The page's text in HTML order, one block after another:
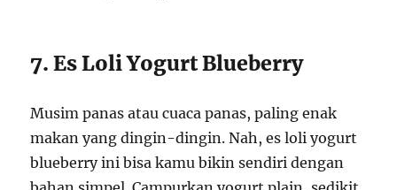
7. Es Loli Yogurt Blueberry
Musim panas atau cuaca panas, paling enak
makan yang dingin-dingin. Nah, es loli yogurt
blueberry ini bisa kamu bikin sendiri dengan